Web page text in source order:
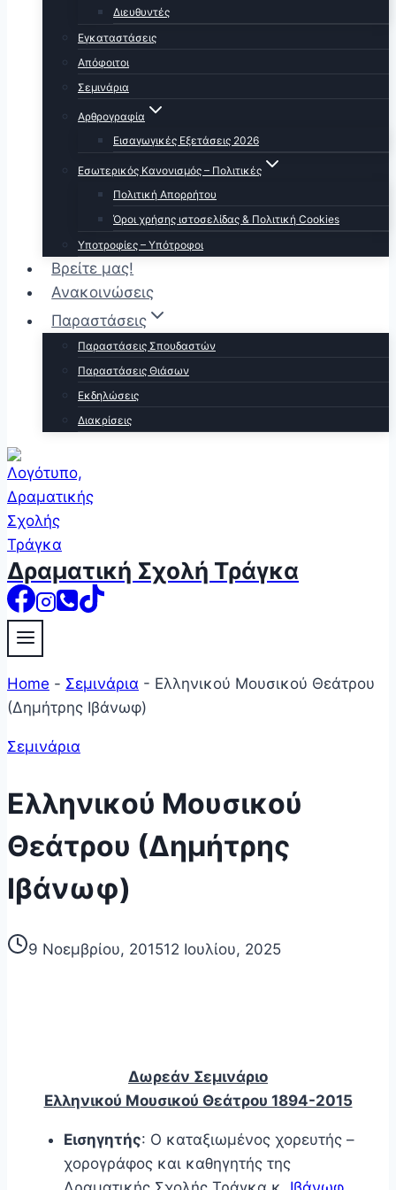
Διευθυντές
Εγκαταστάσεις
Απόφοιτοι
Σεμινάρια
Αρθρογραφία
Εισαγωγικές Εξετάσεις 2026
Εσωτερικός Κανονισμός – Πολιτικές
Πολιτική Απορρήτου
Όροι χρήσης ιστοσελίδας & Πολιτική Cookies
Υποτροφίες – Υπότροφοι
Βρείτε μας!
Ανακοινώσεις
Παραστάσεις
Παραστάσεις Σπουδαστών
Παραστάσεις Θιάσων
Εκδηλώσεις
Διακρίσεις
Δραματική Σχολή Τράγκα
Home - Σεμινάρια - Ελληνικού Μουσικού Θεάτρου
(Δημήτρης Ιβάνωφ)
Σεμινάρια
Ελληνικού Μουσικού
Θεάτρου (Δημήτρης
Ιβάνωφ)
9 Νοεμβρίου, 201512 Ιουλίου, 2025
Δωρεάν Σεμινάριο
Ελληνικού Μουσικού Θεάτρου 1894-2015
Εισηγητής: Ο καταξιωμένος χορευτής –
χορογράφος και καθηγητής της